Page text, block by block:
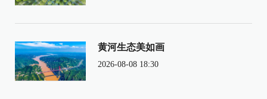
黄河生态美如画
2026-08-08 18:30